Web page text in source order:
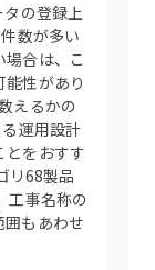
タの登録上
数が多い
場合は、こ
性があり
えるかの
運用設計
とをおすす
リ68製品
工事名称の
囲もあわせ